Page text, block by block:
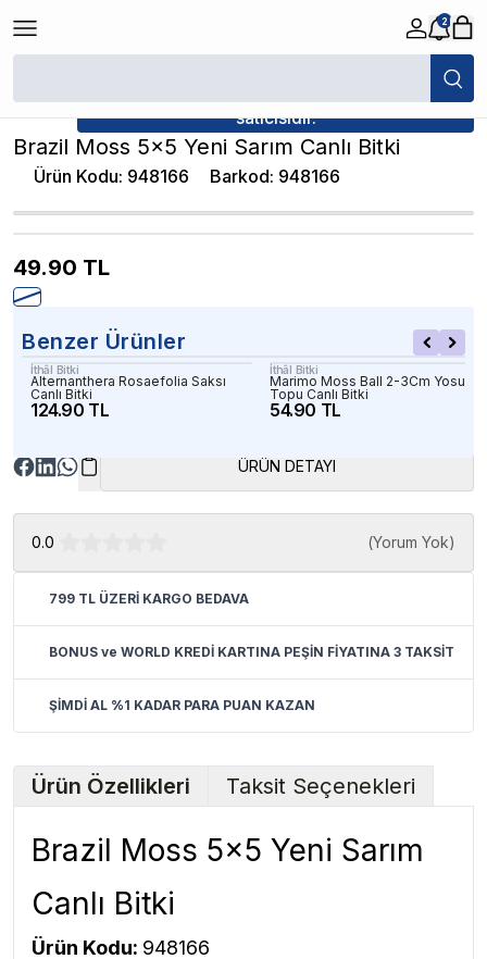
2
/
satıcısıdır.
Brazil Moss 5x5 Yeni Sarım Canlı Bitki
Ürün Kodu: 948166 Barkod: 948166
49.90 TL
Benzer Ürünler
İthâl Bitki
Alternanthera Rosaefolia Saksı
Canlı Bitki
124.90 TL
İthâl Bitki
Marimo Moss Ball 2-3Cm Yosun
Topu Canlı Bitki
54.90 TL
ÜRÜN DETAYI
0.0 (Yorum Yok)
799 TL ÜZERİ KARGO BEDAVA
BONUS ve WORLD KREDİ KARTINA PEŞİN FİYATINA 3 TAKSİT
ŞİMDİ AL %1 KADAR PARA PUAN KAZAN
Ürün Özellikleri Taksit Seçenekleri
Brazil Moss 5x5 Yeni Sarım
Canlı Bitki
Ürün Kodu: 948166